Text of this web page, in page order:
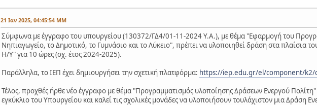
21 Ιαν 2025, 04:45:54 ΜΜ
Σύμφωνα με έγγραφο του υπουργείου (130372/ΓΔ4/01-11-2024 Υ.Α.), με θέμα "Εφαρμογή του
Νηπιαγωγείο, το Δημοτικό, το Γυμνάσιο και το Λύκειο", πρέπει να υλοποιηθεί δράση στα πλαίσια
Η/Υ" για 10 ώρες (σχ. έτος 2024-2025).
Παράλληλα, το ΙΕΠ έχει δημιουργήσει την σχετική πλατφόρμα: https://iep.edu.gr/el/component/
Τέλος, προχθές ήρθε νέο έγγραφο με θέμα "Προγραμματισμός υλοποίησης Δράσεων Ενεργού
εγκύκλιο του Υπουργείου και καλεί τις σχολικές μονάδες να υλοποιήσουν τουλάχιστον μια Δράση